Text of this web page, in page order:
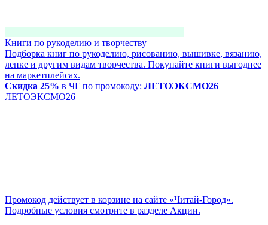
Книги по рукоделию и творчеству
Подборка книг по рукоделию, рисованию, вышивке, вязанию,
лепке и другим видам творчества. Покупайте книги выгоднее
на маркетплейсах.
Скидка 25% в ЧГ по промокоду: ЛЕТОЭКСМО26
ЛЕТОЭКСМО26
Промокод действует в корзине на сайте «Читай-Город».
Подробные условия смотрите в разделе Акции.